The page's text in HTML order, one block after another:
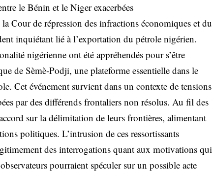
le Bénin et le Niger exacerbées
Cour de répression des infractions économiques et du
inquiétant lié à l’exportation du pétrole nigérien.
nigérienne ont été appréhendés pour s’être
de Sèmè-Podji, une plateforme essentielle dans le
Cet événement survient dans un contexte de tensions
par des différends frontaliers non résolus. Au fil des
sur la délimitation de leurs frontières, alimentant
politiques. L’intrusion de ces ressortissants
des interrogations quant aux motivations qui
pourraient spéculer sur un possible acte